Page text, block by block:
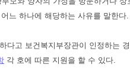
느 하나에 해당하는 사유를 말한다.
다고 보건복지부장관이 인정하는
각 호에 따른 지원을 할 수 있다.